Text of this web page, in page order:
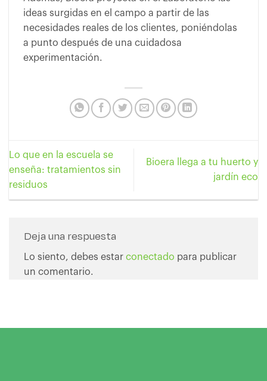
ideas surgidas en el campo a partir de las
necesidades reales de los clientes, poniéndolas
a punto después de una cuidadosa
experimentación.
Lo que en la escuela se
enseña: tratamientos sin
residuos
Bioera llega a tu huerto y
jardín eco
Deja una respuesta
Lo siento, debes estar conectado para publicar
un comentario.